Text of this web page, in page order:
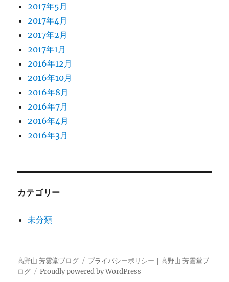
2017年5月
2017年4月
2017年2月
2017年1月
2016年12月
2016年10月
2016年8月
2016年7月
2016年4月
2016年3月
カテゴリー
未分類
高野山 芳雲堂ブログ
プライバシーポリシー｜高野山 芳雲堂ブ
ログ
Proudly powered by WordPress